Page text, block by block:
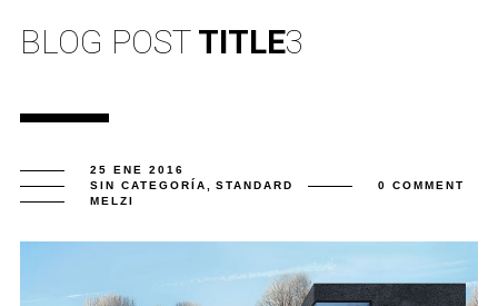
BLOG POST TITLE3
25 ENE 2016
SIN CATEGORÍA
STANDARD
0 COMMENT
MELZI